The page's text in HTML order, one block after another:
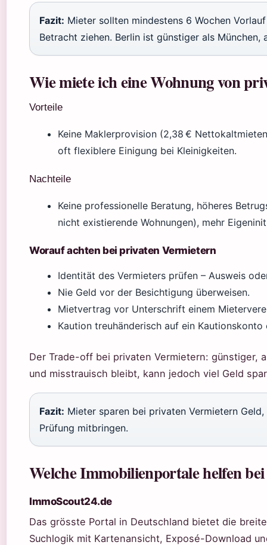
Fazit: Mieter sollten mindestens 6 Wochen
Betracht ziehen. Berlin ist günstiger als München,
Wie miete ich eine Wohnung von
Vorteile
Keine Maklerprovision (2,38 €
oft flexiblere Einigung bei Kleinigkeiten.
Nachteile
Keine professionelle Beratung, höheres
nicht existierende Wohnungen), mehr
Worauf achten bei privaten Vermietern
Identität des Vermieters prüfen – Ausweis
Nie Geld vor der Besichtigung überweisen.
Mietvertrag vor Unterschrift einem
Kaution treuhänderisch auf ein
Der Trade-off bei privaten Vermietern: günstiger,
und misstrauisch bleibt, kann jedoch viel Geld
Fazit: Mieter sparen bei privaten Vermietern
Prüfung mitbringen.
Welche Immobilienportale helfen
ImmoScout24.de
Das grösste Portal in Deutschland bietet die
Suchlogik mit Kartenansicht, Exposé-Download